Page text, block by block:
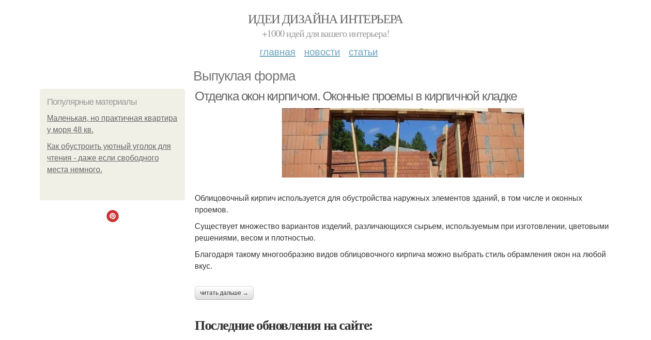
ИДЕИ ДИЗАЙНА ИНТЕРЬЕРА
+1000 идей для вашего интерьера!
главная новости статьи
Выпуклая форма
Популярные материалы
Маленькая, но практичная квартира
у моря 48 кв.
Как обустроить уютный уголок для
чтения - даже если свободного
места немного.
Отделка окон кирпичом. Оконные проемы в кирпичной кладке
Облицовочный кирпич используется для обустройства наружных элементов зданий, в том числе и оконных
проемов.
Существует множество вариантов изделий, различающихся сырьем, используемым при изготовлении, цветовыми
решениями, весом и плотностью.
Благодаря такому многообразию видов облицовочного кирпича можно выбрать стиль обрамления окон на любой
вкус.
читать дальше →
Последние обновления на сайте: